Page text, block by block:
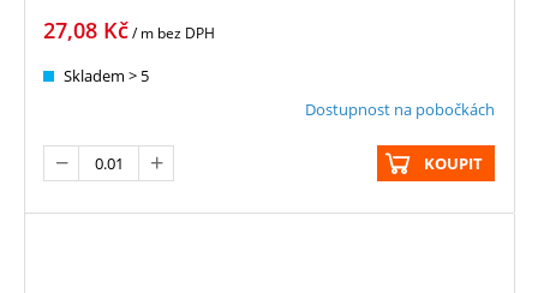
27,08 Kč/ m bez DPH
Skladem > 5
Dostupnost na pobočkách
KOUPIT